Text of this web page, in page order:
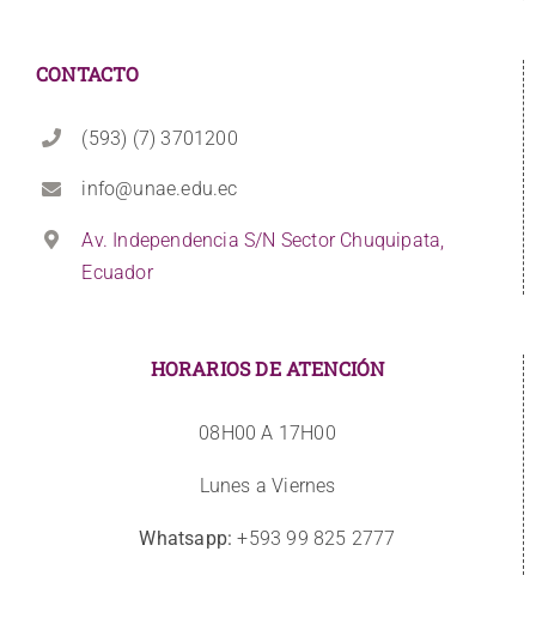
CONTACTO
(593) (7) 3701200
info@unae.edu.ec
Av. Independencia S/N Sector Chuquipata,
Ecuador
HORARIOS DE ATENCIÓN
08H00 A 17H00
Lunes a Viernes
Whatsapp: +593 99 825 2777